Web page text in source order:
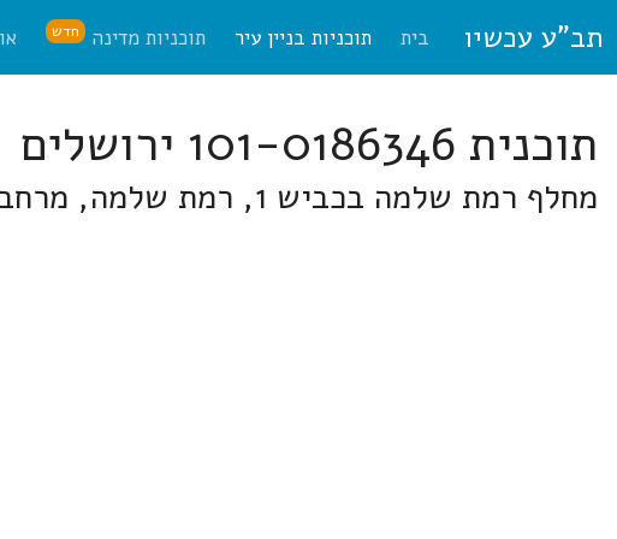
תב"ע עכשיו בית תוכניות בניין עיר תוכניות מדינה חדש
תוכנית 101-0186346 ירושלים
מחלף רמת שלמה בכביש 1, רמת שלמה, מרחב נחל צופים